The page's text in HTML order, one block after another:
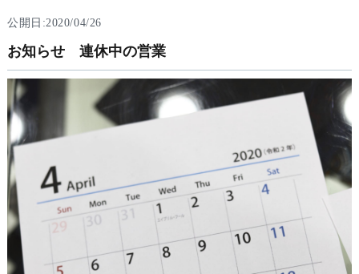
公開日:2020/04/26
お知らせ 連休中の営業